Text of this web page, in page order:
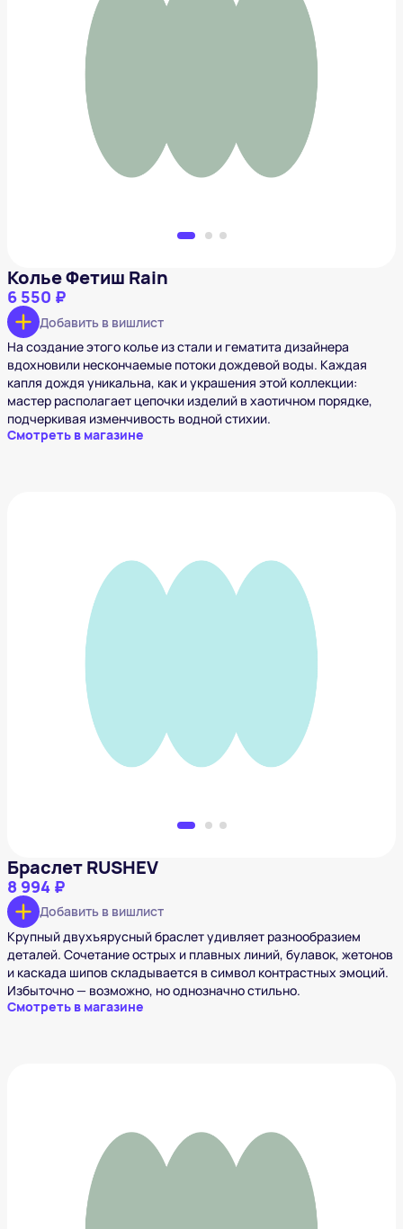
Колье Фетиш Rain
6 550 ₽
Добавить в вишлист
На создание этого колье из стали и гематита дизайнера
вдохновили нескончаемые потоки дождевой воды. Каждая
капля дождя уникальна, как и украшения этой коллекции:
мастер располагает цепочки изделий в хаотичном порядке,
подчеркивая изменчивость водной стихии.
Смотреть в магазине
Браслет RUSHEV
8 994 ₽
Добавить в вишлист
Крупный двухъярусный браслет удивляет разнообразием
деталей. Сочетание острых и плавных линий, булавок, жетонов
и каскада шипов складывается в символ контрастных эмоций.
Избыточно — возможно, но однозначно стильно.
Смотреть в магазине